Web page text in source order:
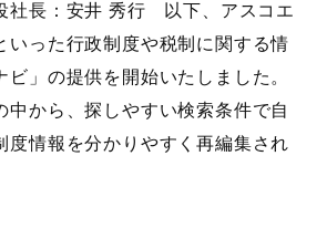
社長：安井 秀行 以下、アスコエ
った行政制度や税制に関する情
」の提供を開始いたしました。
から、探しやすい検索条件で自
情報を分かりやすく再編集され